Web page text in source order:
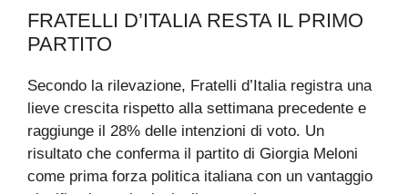
FRATELLI D’ITALIA RESTA IL PRIMO
PARTITO
Secondo la rilevazione, Fratelli d’Italia registra una
lieve crescita rispetto alla settimana precedente e
raggiunge il 28% delle intenzioni di voto. Un
risultato che conferma il partito di Giorgia Meloni
come prima forza politica italiana con un vantaggio